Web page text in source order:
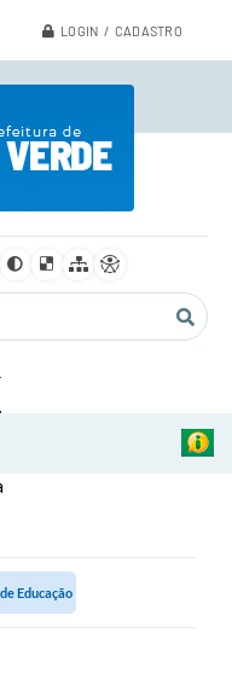
LOGIN / CADASTRO
Educação